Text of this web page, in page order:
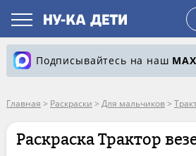
Подписывайтесь на наш MAX
Главная > Раскраски > Для мальчиков>
Раскраска Трактор